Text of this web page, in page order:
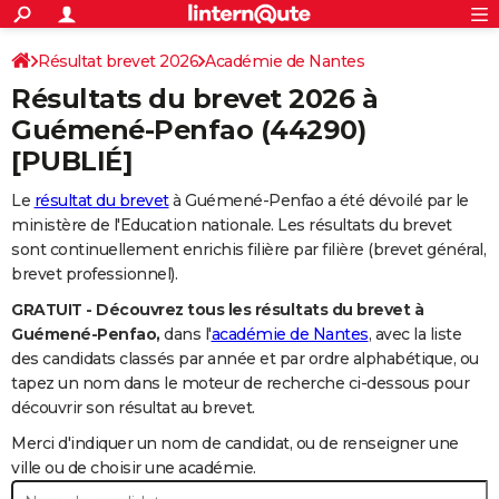
ACTUALITÉS
Politique
Société
Faits Divers
Education
Monde
Villes
+
SPORT
Coupe du monde 2026
Football
Tennis
Cyclisme
Rugby
Forum
CULTURE
Programme TV
TNT
Streaming
Cinéma
Sorties cinéma
Musique
+FINANCE
Retraite
Impôts
Epargne
Immobilier
Risques naturels par ville
Banque
Assurance
Crédit
AUTO
Essais
Réserver un essai
Citadines
Berlines
SUV
Forum auto
+
HIGH-TECH
Forum
Aménagement intérieur
Extérieur
Cuisine
Salle de bains
Jardinage
Rangement
+WEEK-END
Guides de France
Escapades
Patrimoine
Expositions
Musées
Week-end nature
+
LIFESTYLE
SANTE
Alimentation
Guide de la santé
Maladies
Médicaments
Sommeil
+VOYAGE
S'inscrire
Connexion
Résultat brevet 2026 Académie de Nantes
Résultats du brevet 2026 à
Guémené-Penfao (44290)
[PUBLIÉ]
Le résultat du brevetà Guémené-Penfao a été dévoilé par le
ministère de l'Education nationale. Les résultats du brevet
sont continuellement enrichis filière par filière (brevet général,
brevet professionnel).
GRATUIT - Découvrez tous les résultats du brevet à
Guémené-Penfao, dans l'académie de Nantes, avec la liste
des candidats classés par année et par ordre alphabétique, ou
tapez un nom dans le moteur de recherche ci-dessous pour
découvrir son résultat au brevet.
Merci d'indiquer un nom de candidat, ou de renseigner une
ville ou de choisir une académie.